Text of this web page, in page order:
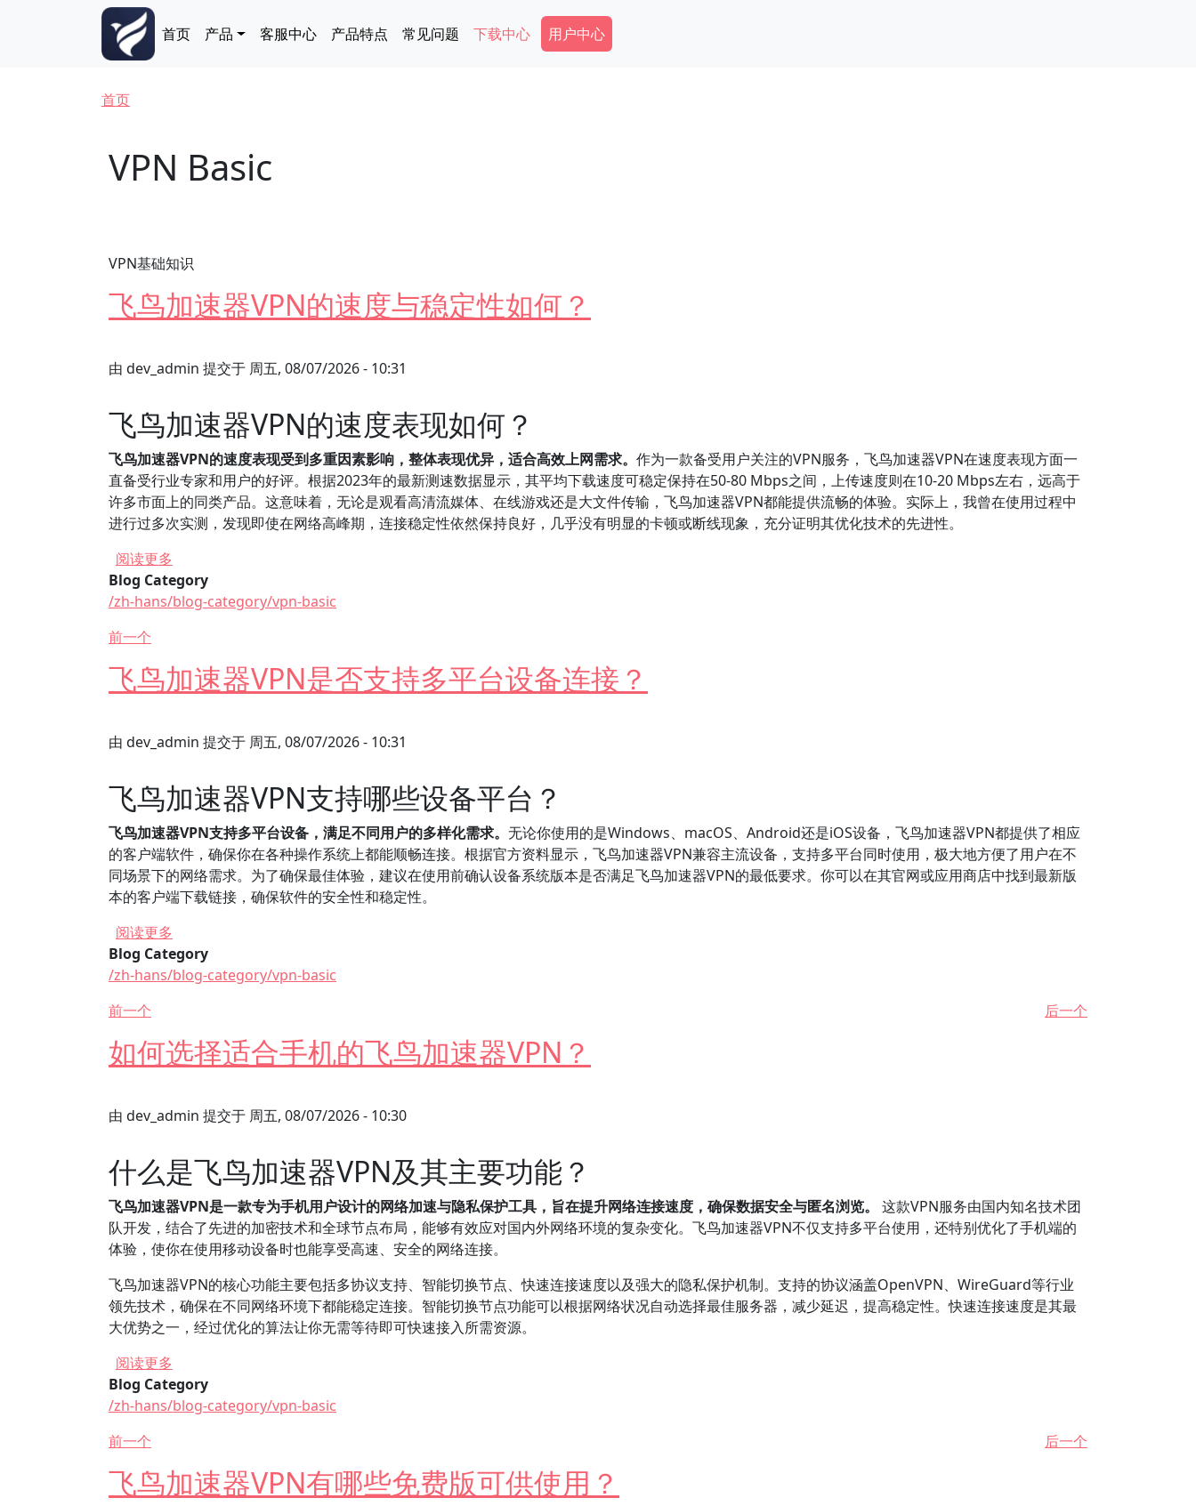
Main navigation
首页 产品 客服中心 产品特点 常见问题 下载中心 Secondary Menu
用户中心
面包屑
首页
VPN Basic
VPN基础知识
飞鸟加速器VPN的速度与稳定性如何？
由 dev_admin 提交于 周五, 08/07/2026 - 10:31
飞鸟加速器VPN的速度表现如何？
飞鸟加速器VPN的速度表现受到多重因素影响，整体表现优异，适合高效上网需求。 作为一款备受用户关注的VPN服务，飞鸟加速器VPN在速度表现方面一
直备受行业专家和用户的好评。根据2023年的最新测速数据显示，其平均下载速度可稳定保持在50-80 Mbps之间，上传速度则在10-20 Mbps左右，远高于
许多市面上的同类产品。这意味着，无论是观看高清流媒体、在线游戏还是大文件传输，飞鸟加速器VPN都能提供流畅的体验。实际上，我曾在使用过程中
进行过多次实测，发现即使在网络高峰期，连接稳定性依然保持良好，几乎没有明显的卡顿或断线现象，充分证明其优化技术的先进性。
阅读更多
Blog Category
/zh-hans/blog-category/vpn-basic
前一个
飞鸟加速器VPN是否支持多平台设备连接？
由 dev_admin 提交于 周五, 08/07/2026 - 10:31
飞鸟加速器VPN支持哪些设备平台？
飞鸟加速器VPN支持多平台设备，满足不同用户的多样化需求。 无论你使用的是Windows、macOS、Android还是iOS设备，飞鸟加速器VPN都提供了相应
的客户端软件，确保你在各种操作系统上都能顺畅连接。根据官方资料显示，飞鸟加速器VPN兼容主流设备，支持多平台同时使用，极大地方便了用户在不
同场景下的网络需求。为了确保最佳体验，建议在使用前确认设备系统版本是否满足飞鸟加速器VPN的最低要求。你可以在其官网或应用商店中找到最新版
本的客户端下载链接，确保软件的安全性和稳定性。
阅读更多
Blog Category
/zh-hans/blog-category/vpn-basic
前一个
后一个
如何选择适合手机的飞鸟加速器VPN？
由 dev_admin 提交于 周五, 08/07/2026 - 10:30
什么是飞鸟加速器VPN及其主要功能？
飞鸟加速器VPN是一款专为手机用户设计的网络加速与隐私保护工具，旨在提升网络连接速度，确保数据安全与匿名浏览。
这款VPN服务由国内知名技术团
队开发，结合了先进的加密技术和全球节点布局，能够有效应对国内外网络环境的复杂变化。飞鸟加速器VPN不仅支持多平台使用，还特别优化了手机端的
体验，使你在使用移动设备时也能享受高速、安全的网络连接。
飞鸟加速器VPN的核心功能主要包括多协议支持、智能切换节点、快速连接速度以及强大的隐私保护机制。支持的协议涵盖OpenVPN、WireGuard等行业
领先技术，确保在不同网络环境下都能稳定连接。智能切换节点功能可以根据网络状况自动选择最佳服务器，减少延迟，提高稳定性。快速连接速度是其最
大优势之一，经过优化的算法让你无需等待即可快速接入所需资源。
阅读更多
Blog Category
/zh-hans/blog-category/vpn-basic
前一个
后一个
飞鸟加速器VPN有哪些免费版可供使用？